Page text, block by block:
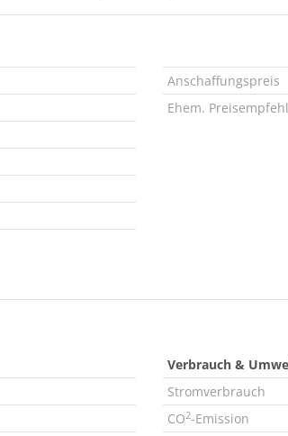
Anschaffungspreis
Ehem.
Verbrauch &
Stromverbrauch
CO2-Emission